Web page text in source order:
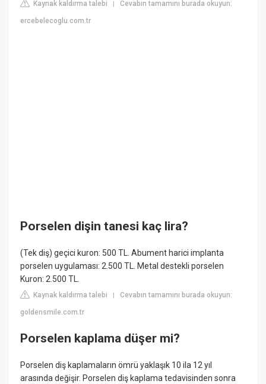
Kaynak kaldırma talebi |Cevabın tamamını burada okuyun:
ercebelecoglu.com.tr
Porselen dişin tanesi kaç lira?
(Tek diş) geçici kuron: 500 TL. Abument harici implanta
porselen uygulaması: 2.500 TL. Metal destekli porselen
Kuron: 2.500 TL.
Kaynak kaldırma talebi |Cevabın tamamını burada okuyun:
goldensmile.com.tr
Porselen kaplama düşer mi?
Porselen diş kaplamaların ömrü yaklaşık 10 ila 12 yıl
arasında değişir. Porselen diş kaplama tedavisinden sonra